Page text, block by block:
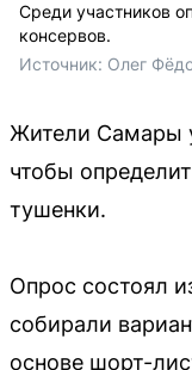
Среди участников
консервов.
Источник: Олег
Жители Самары
чтобы
тушенки.
Опрос состоял
собирали
основе шорт-